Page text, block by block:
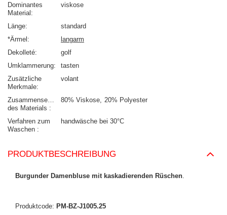
Dominantes
Material
viskose
Länge
standard
*Ärmel
langarm
Dekolleté
golf
Umklammerung
tasten
Zusätzliche
Merkmale
volant
Zusammensetzung
des Materials
80% Viskose 20% Polyester
Verfahren zum
Waschen
handwäsche bei 30°C
PRODUKTBESCHREIBUNG
Burgunder Damenbluse mit kaskadierenden Rüschen
Produktcode: PM-BZ-J1005.25